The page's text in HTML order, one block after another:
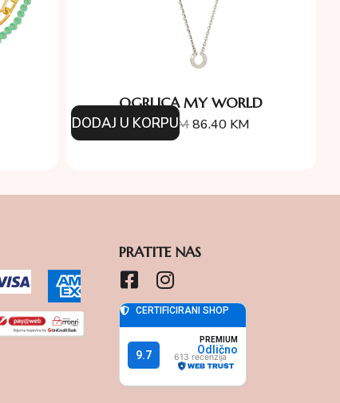
OGRLICA MY WORLD
96.00KM86.40 KM
DODAJ U KORPU
PRATITE NAS